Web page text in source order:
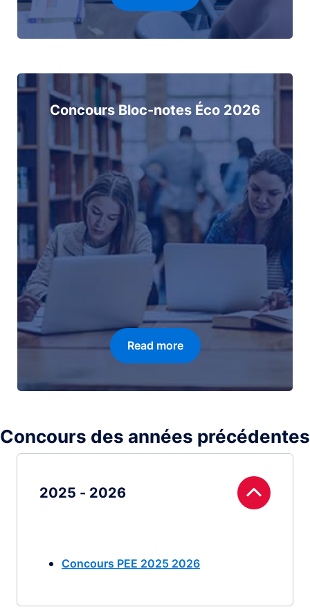
Concours Bloc-notes Éco 2026
Read more
Concours des années précédentes
2025 - 2026
Concours PEE 2025 2026